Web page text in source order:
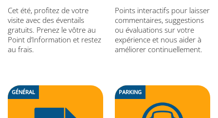
Cet été, profitez de votre
visite avec des éventails
gratuits. Prenez le vôtre au
Point d’Information et restez
au frais.
Points interactifs pour laisser
commentaires, suggestions
ou évaluations sur votre
expérience et nous aider à
améliorer continuellement.
GÉNÉRAL PARKING